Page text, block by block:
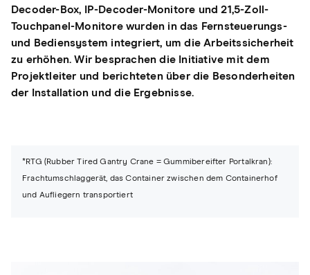
Decoder-Box, IP-Decoder-Monitore und 21,5-Zoll-
Touchpanel-Monitore wurden in das Fernsteuerungs-
und Bediensystem integriert, um die Arbeitssicherheit
zu erhöhen. Wir besprachen die Initiative mit dem
Projektleiter und berichteten über die Besonderheiten
der Installation und die Ergebnisse.
*RTG (Rubber Tired Gantry Crane = Gummibereifter Portalkran):
Frachtumschlaggerät, das Container zwischen dem Containerhof
und Aufliegern transportiert